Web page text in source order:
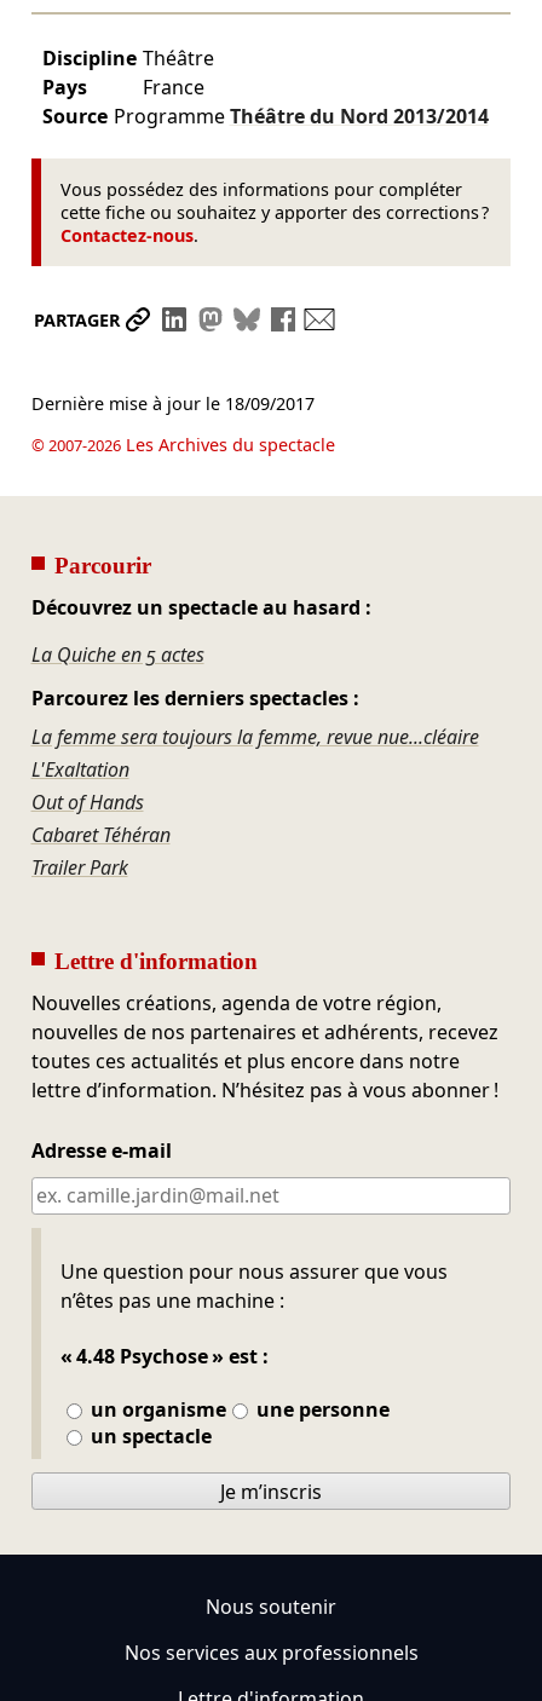
Discipline Théâtre
Pays
France
Source ProgrammeThéâtre du Nord 2013/2014
Vous possédez des informations pour compléter
cette fiche ou souhaitez y apporter des corrections ?
Contactez-nous.
PARTAGER Partager le lien
Partager sur LinkedIn
Partager sur Mastodon
Partager sur Bluesky
Partager sur Facebook
Dernière mise à jour le 18/09/2017
© 2007-2026Les Archives du spectacle
Parcourir
Découvrez un spectacle au hasard :
La Quiche en 5 actes
Parcourez les derniers spectacles :
La femme sera toujours la femme, revue nue...cléaire
L'Exaltation
Out of Hands
Cabaret Téhéran
Trailer Park
Lettre d'information
Nouvelles créations, agenda de votre région,
nouvelles de nos partenaires et adhérents, recevez
toutes ces actualités et plus encore dans notre
lettre d’information. N’hésitez pas à vous abonner !
Adresse e-mail
Une question pour nous assurer que vous
n’êtes pas une machine :
« 4.48 Psychose » est :
un organisme
une personne
un spectacle
Ne pas remplir
Je m’inscris
Nous soutenir
Nos services aux professionnels